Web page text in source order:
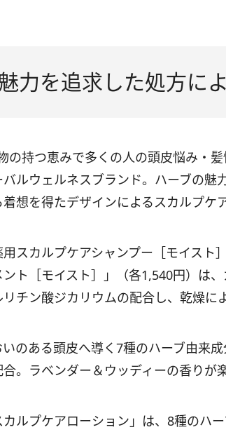
力を追求した処方に
の持つ恵みで多くの人の頭皮悩み・
バルウェルネスブランド。ハーブの魅
想を得たデザインによるスカルプケ
スカルプケアシャンプー［モイス
ト［モイスト］」（各1,540円）は
チン酸ジカリウムの配合し、乾燥に
のある頭皮へ導く7種のハーブ由来
。ラベンダー＆ウッディーの香りが
ルプケアローション」は、8種のハ